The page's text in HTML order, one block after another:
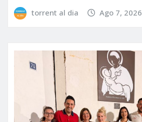
torrent al dia Ago 7, 2026